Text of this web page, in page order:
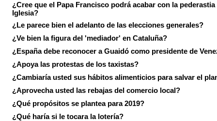
¿Cree que el Papa Francisco podrá acabar con la pederastia
Iglesia?
¿Le parece bien el adelanto de las elecciones generales?
¿Ve bien la figura del 'mediador' en Cataluña?
¿España debe reconocer a Guaidó como presidente de
¿Apoya las protestas de los taxistas?
¿Cambiaría usted sus hábitos alimenticios para salvar el
¿Aprovecha usted las rebajas del comercio local?
¿Qué propósitos se plantea para 2019?
¿Qué haría si le tocara la lotería?